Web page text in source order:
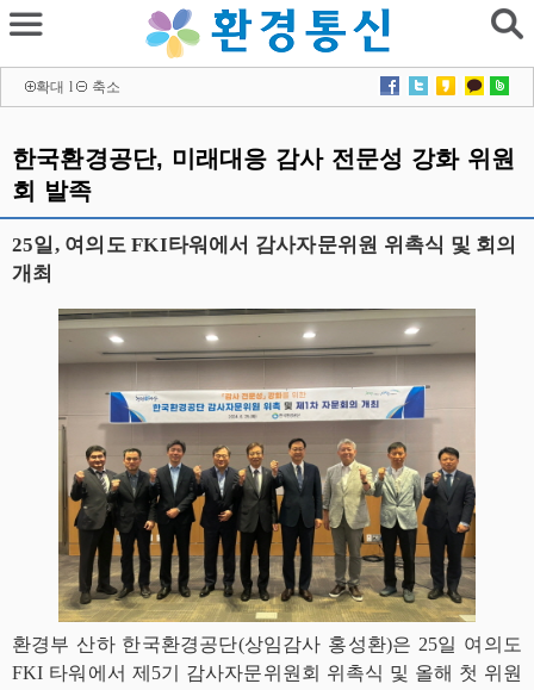
확대 l 축소
한국환경공단, 미래대응 감사 전문성 강화 위원
회 발족
25일, 여의도 FKI타워에서 감사자문위원 위촉식 및 회의
개최
환경부 산하 한국환경공단(상임감사 홍성환)은 25일 여의도
FKI 타워에서 제5기 감사자문위원회 위촉식 및 올해 첫 위원